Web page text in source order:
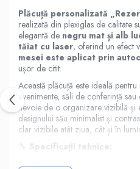
Plăcuță personalizată
realizată din plexiglas de calitate
elegantă de negru mat și alb
tăiat cu laser, oferind un efect
mesei este aplicat prin
ușor de citit.
Această plăcuță este ideală
evenimente, săli de conferință
nevoie de o organizare vizibilă și
designului său minimalist și
clar vizibile atât ziua, cât și în
🔧 Specificații tehnice: